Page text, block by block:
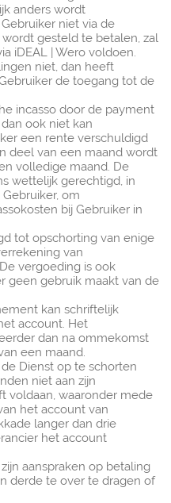
anders wordt
niet via de
gesteld te betalen, zal
iDEAL | Wero voldoen.
niet, dan heeft
de toegang tot de
incasso door de payment
ook niet kan
een rente verschuldigd
deel van een maand wordt
volledige maand. De
wettelijk gerechtigd, in
om
bij Gebruiker in
tot opschorting van enige
van
vergoeding is ook
geen gebruik maakt van de
kan schriftelijk
account. Het
dan na ommekomst
een maand.
Dienst op te schorten
niet aan zijn
voldaan, waaronder mede
het account van
langer dan drie
het account
aanspraken op betaling
derde te over te dragen of